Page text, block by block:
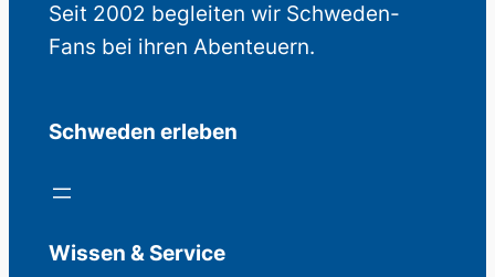
Seit 2002 begleiten wir Schweden-
Fans bei ihren Abenteuern.
Schweden erleben
Wissen & Service